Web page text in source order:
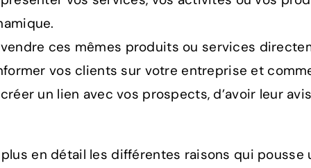
ces mêmes produits ou services
vos clients sur votre entreprise et
un lien avec vos prospects, d’avoir leur
en détail les différentes raisons qui